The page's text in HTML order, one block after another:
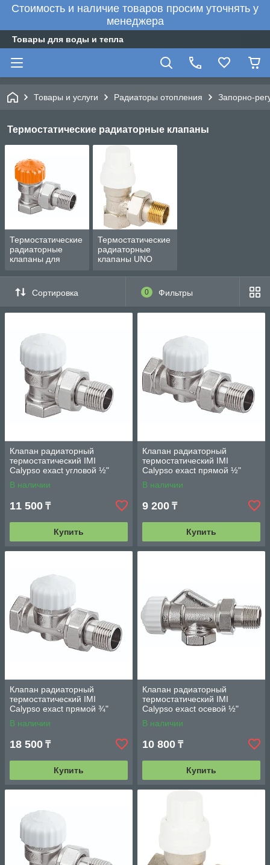
Стоимость и наличие товаров просим уточнять у
менеджера
Товары для воды и тепла
Товары и услуги Радиаторы отопления Запорно-
Термостатические радиаторные клапаны
Термостатические
радиаторные
клапаны для
систем IMI
Термостатические
радиаторные
клапаны UNO
Сортировка 0 Фильтры
Клапан радиаторный
термостатический IMI
Calypso exact угловой ½"
В наличии
11 500 ₸
Купить
Клапан радиаторный
термостатический IMI
Calypso exact прямой ½"
В наличии
9 200 ₸
Купить
Клапан радиаторный
термостатический IMI
Calypso exact прямой ¾"
В наличии
18 500 ₸
Купить
Клапан радиаторный
термостатический IMI
Calypso exact осевой ½"
В наличии
10 800 ₸
Купить